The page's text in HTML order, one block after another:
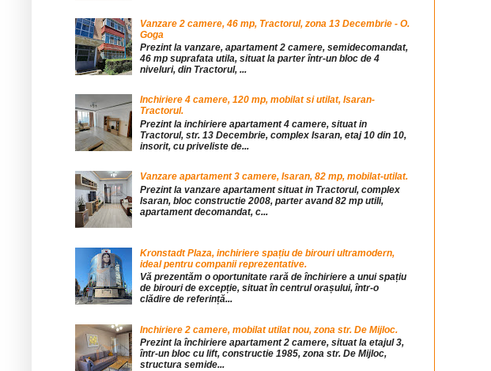
Vanzare 2 camere, 46 mp, Tractorul, zona 13 Decembrie - O.
Goga
Prezint la vanzare, apartament 2 camere, semidecomandat,
46 mp suprafata utila, situat la parter într-un bloc de 4
niveluri, din Tractorul, ...
Inchiriere 4 camere, 120 mp, mobilat si utilat, Isaran-
Tractorul.
Prezint la inchiriere apartament 4 camere, situat in
Tractorul, str. 13 Decembrie, complex Isaran, etaj 10 din 10,
insorit, cu priveliste de...
Vanzare apartament 3 camere, Isaran, 82 mp, mobilat-utilat.
Prezint la vanzare apartament situat in Tractorul, complex
Isaran, bloc constructie 2008, parter avand 82 mp utili,
apartament decomandat, c...
Kronstadt Plaza, inchiriere spațiu de birouri ultramodern,
ideal pentru companii reprezentative.
Vă prezentăm o oportunitate rară de închiriere a unui spațiu
de birouri de excepție, situat în centrul orașului, într-o
clădire de referință...
Inchiriere 2 camere, mobilat utilat nou, zona str. De Mijloc.
Prezint la închiriere apartament 2 camere, situat la etajul 3,
într-un bloc cu lift, constructie 1985, zona str. De Mijloc,
structura semide...